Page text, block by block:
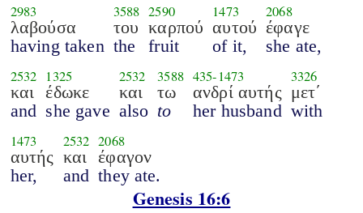
2983
λαβούσα
having taken
3588
του
the
2590
καρπού
fruit
1473
αυτού
of it,
2068
έφαγε
she ate,
2532
και
and
1325
έδωκε
she gave
2532
και
also
3588
τω
to
435-1473
ανδρί αυτής
her husband
3326
μετ΄
with
1473
αυτής
her,
2532
και
and
2068
έφαγον
they ate.
Genesis 16:6